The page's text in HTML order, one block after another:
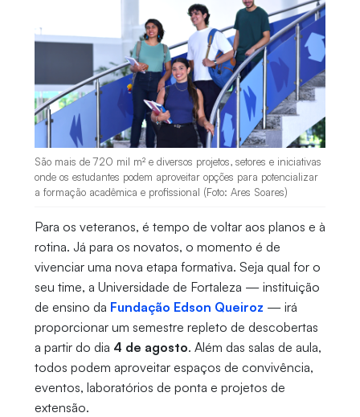
São mais de 720 mil m² e diversos projetos, setores e iniciativas
onde os estudantes podem aproveitar opções para potencializar
a formação acadêmica e profissional (Foto: Ares Soares)
Para os veteranos, é tempo de voltar aos planos e à
rotina. Já para os novatos, o momento é de
vivenciar uma nova etapa formativa. Seja qual for o
seu time, a Universidade de Fortaleza — instituição
de ensino da Fundação Edson Queiroz — irá
proporcionar um semestre repleto de descobertas
a partir do dia 4 de agosto. Além das salas de aula,
todos podem aproveitar espaços de convivência,
eventos, laboratórios de ponta e projetos de
extensão.